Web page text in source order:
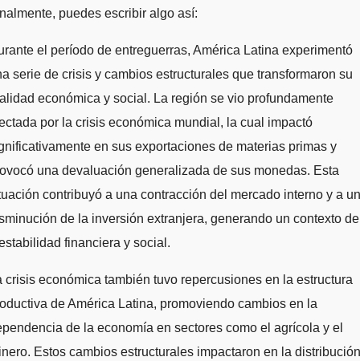
puedes escribir algo así:
el período de entreguerras, América Latina experimentó
serie de crisis y cambios estructurales que transformaron su
económica y social. La región se vio profundamente
por la crisis económica mundial, la cual impactó
en sus exportaciones de materias primas y
una devaluación generalizada de sus monedas. Esta
contribuyó a una contracción del mercado interno y a
de la inversión extranjera, generando un contexto de
financiera y social.
crisis económica también tuvo repercusiones en la estructura
de América Latina, promoviendo cambios en la
de la economía en sectores como el agrícola y el
Estos cambios estructurales impactaron en la distribución